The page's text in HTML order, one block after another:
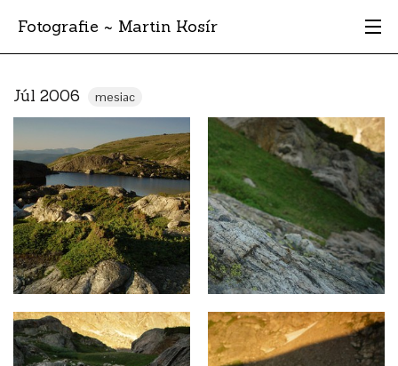
Fotografie ~ Martin Kosír
Albumy
Miesta
Archív
Vyhľadávanie
Júl 2006 mesiac